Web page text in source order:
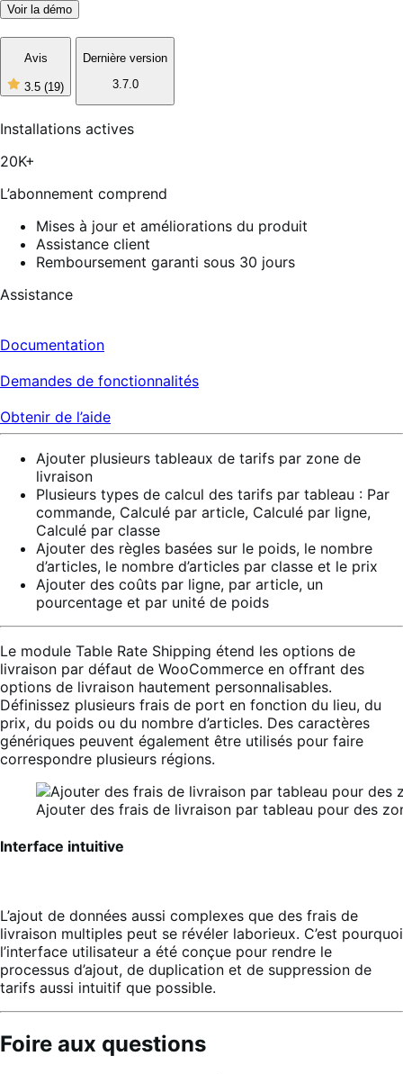
Voir la démo
Avis
3.5 (19)
3
sur
5,
Dernière version
3.7.0
Installations actives
20K+
L’abonnement comprend
Mises à jour et améliorations du produit
Assistance client
Remboursement garanti sous 30 jours
Assistance
Documentation
Demandes de fonctionnalités
Obtenir de l’aide
Ajouter plusieurs tableaux de tarifs par zone de
livraison
Plusieurs types de calcul des tarifs par tableau : Par
commande, Calculé par article, Calculé par ligne,
Calculé par classe
Ajouter des règles basées sur le poids, le nombre
d’articles, le nombre d’articles par classe et le prix
Ajouter des coûts par ligne, par article, un
pourcentage et par unité de poids
Le module Table Rate Shipping étend les options de
livraison par défaut de WooCommerce en offrant des
options de livraison hautement personnalisables.
Définissez plusieurs frais de port en fonction du lieu, du
prix, du poids ou du nombre d’articles. Des caractères
génériques peuvent également être utilisés pour faire
correspondre plusieurs régions.
Ajouter des frais de livraison par tableau pour des
Interface intuitive
L’ajout de données aussi complexes que des frais de
livraison multiples peut se révéler laborieux. C’est pourquoi
l’interface utilisateur a été conçue pour rendre le
processus d’ajout, de duplication et de suppression de
tarifs aussi intuitif que possible.
Foire aux questions